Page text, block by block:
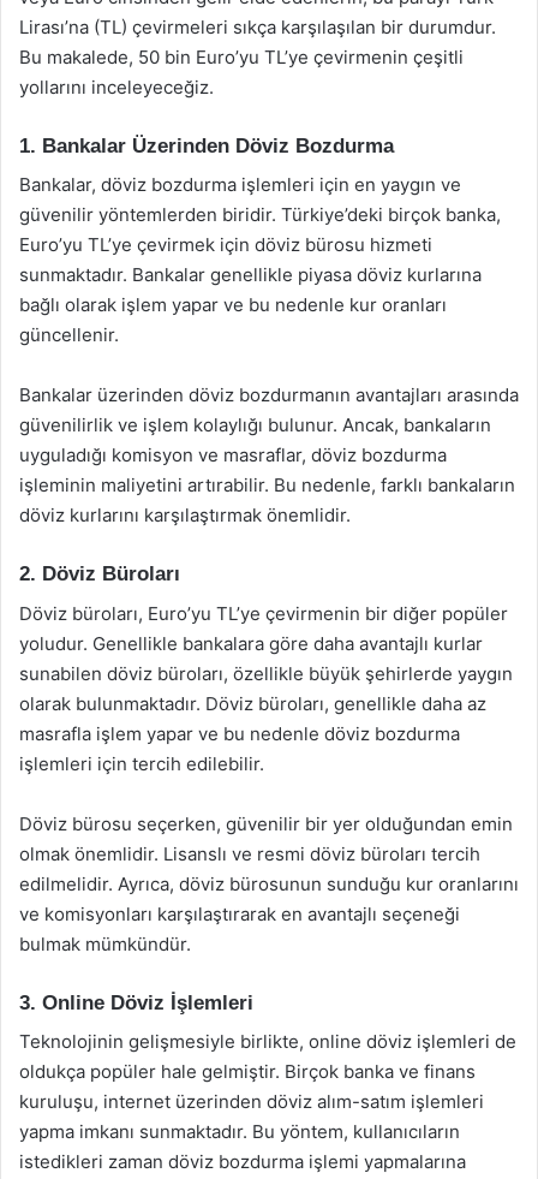
Lirası’na (TL) çevirmeleri sıkça karşılaşılan bir durumdur.
Bu makalede, 50 bin Euro’yu TL’ye çevirmenin çeşitli
yollarını inceleyeceğiz.
1. Bankalar Üzerinden Döviz Bozdurma
Bankalar, döviz bozdurma işlemleri için en yaygın ve
güvenilir yöntemlerden biridir. Türkiye’deki birçok banka,
Euro’yu TL’ye çevirmek için döviz bürosu hizmeti
sunmaktadır. Bankalar genellikle piyasa döviz kurlarına
bağlı olarak işlem yapar ve bu nedenle kur oranları
güncellenir.
Bankalar üzerinden döviz bozdurmanın avantajları arasında
güvenilirlik ve işlem kolaylığı bulunur. Ancak, bankaların
uyguladığı komisyon ve masraflar, döviz bozdurma
işleminin maliyetini artırabilir. Bu nedenle, farklı bankaların
döviz kurlarını karşılaştırmak önemlidir.
2. Döviz Büroları
Döviz büroları, Euro’yu TL’ye çevirmenin bir diğer popüler
yoludur. Genellikle bankalara göre daha avantajlı kurlar
sunabilen döviz büroları, özellikle büyük şehirlerde yaygın
olarak bulunmaktadır. Döviz büroları, genellikle daha az
masrafla işlem yapar ve bu nedenle döviz bozdurma
işlemleri için tercih edilebilir.
Döviz bürosu seçerken, güvenilir bir yer olduğundan emin
olmak önemlidir. Lisanslı ve resmi döviz büroları tercih
edilmelidir. Ayrıca, döviz bürosunun sunduğu kur oranlarını
ve komisyonları karşılaştırarak en avantajlı seçeneği
bulmak mümkündür.
3. Online Döviz İşlemleri
Teknolojinin gelişmesiyle birlikte, online döviz işlemleri de
oldukça popüler hale gelmiştir. Birçok banka ve finans
kuruluşu, internet üzerinden döviz alım-satım işlemleri
yapma imkanı sunmaktadır. Bu yöntem, kullanıcıların
istedikleri zaman döviz bozdurma işlemi yapmalarına